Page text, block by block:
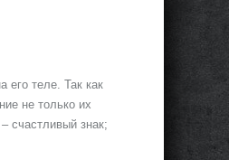
его теле. Так как
не только их
счастливый знак;